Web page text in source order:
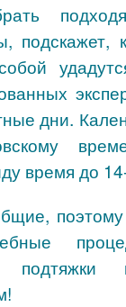
подскажет,
дни.
время до